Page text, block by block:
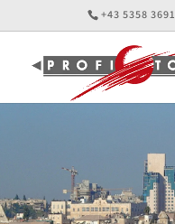
+43 5358 3691